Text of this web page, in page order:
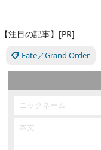
【注目の記事】[PR]
Fate／Grand Order